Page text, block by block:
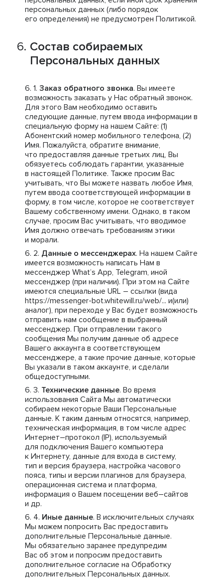
персональных данных (либо порядок
его определения) не предусмотрен Политикой.
Состав собираемых
Персональных данных
Заказ обратного звонка. Вы имеете
возможность заказать у Нас обратный звонок.
Для этого Вам необходимо оставить
следующие данные, путем ввода информации в
специальную форму на нашем Сайте: (1)
Абонентский номер мобильного телефона, (2)
Имя. Пожалуйста, обратите внимание,
что предоставляя данные третьих лиц, Вы
обязуетесь соблюдать гарантии, указанные
в настоящей Политике. Также просим Вас
учитывать, что Вы можете назвать любое Имя,
путем ввода соответствующей информации в
форму, в том числе, которое не соответствует
Вашему собственному имени. Однако, в таком
случае, просим Вас учитывать, что вводимое
Имя должно отвечать требованиям этики
и морали.
Данные о мессенджерах. На нашем Сайте
имеется возможность написать Нам в
мессенджер What’s App, Telegram, иной
мессенджер (при наличии). При этом на Сайте
имеются специальные URL – ссылки (вида
https://messenger-bot.whitewill.ru/web/... и(или)
аналог), при переходе у Вас будет возможность
отправить нам сообщение в выбранный
мессенджер. При отправлении такого
сообщения Мы получим данные об адресе
Вашего аккаунта в соответствующем
мессенджере, а такие прочие данные, которые
Вы указали в таком аккаунте, и сделали
общедоступными.
Технические данные. Во время
использования Сайта Мы автоматически
собираем некоторые Ваши Персональные
данные. К таким данным относятся, например,
техническая информация, в том числе адрес
Интернет–протокол (IP), используемый
для подключения Вашего компьютера
к Интернету, данные для входа в систему,
тип и версия браузера, настройка часового
пояса, типы и версии плагинов для браузера,
операционная система и платформа,
информация о Вашем посещении веб–сайтов
и др.
Иные данные. В исключительных случаях
Мы можем попросить Вас предоставить
дополнительные Персональные данные.
Мы обязательно заранее предупредим
Вас об этом и попросим предоставить
дополнительное согласие на Обработку
дополнительных Персональных данных.